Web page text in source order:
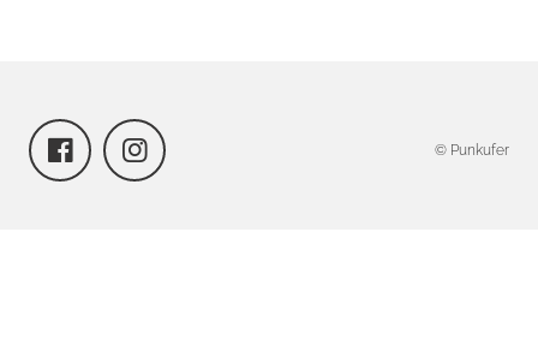
© Punkufer